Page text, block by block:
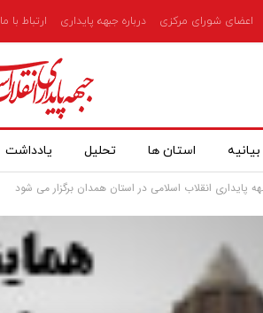
اعضای شورای مرکزی درباره جبهه پایداری ارتباط با ما
بیانیه استان ها تحلیل یادداشت
انقلاب اسلامی در استان همدان برگزار می شود